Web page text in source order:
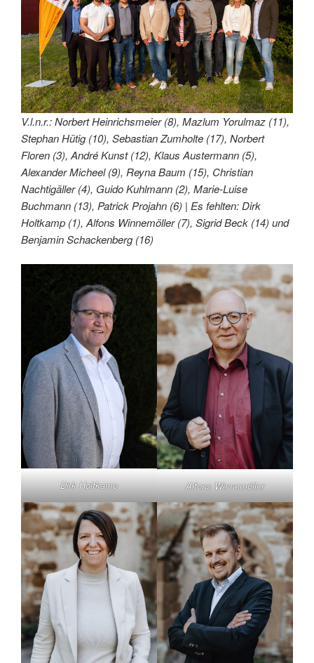
V.l.n.r.: Norbert Heinrichsmeier (8), Mazlum Yorulmaz (11),
Stephan Hütig (10), Sebastian Zumholte (17), Norbert
Floren (3), André Kunst (12), Klaus Austermann (5),
Alexander Micheel (9), Reyna Baum (15), Christian
Nachtigäller (4), Guido Kuhlmann (2), Marie-Luise
Buchmann (13), Patrick Projahn (6) | Es fehlten: Dirk
Holtkamp (1), Alfons Winnemöller (7), Sigrid Beck (14) und
Benjamin Schackenberg (16)
Dirk Holtkamp Alfons Winnemöller